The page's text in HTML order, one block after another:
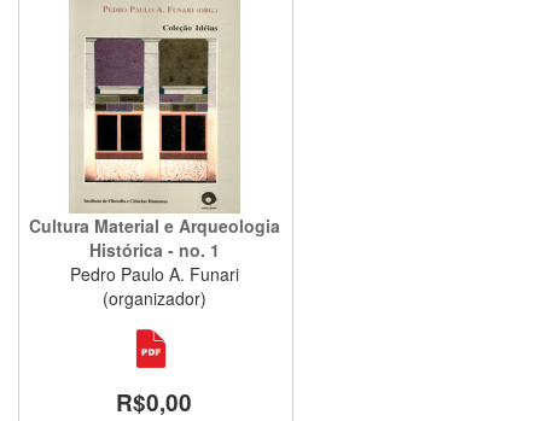
Cultura Material e Arqueologia
Histórica - no. 1
Pedro Paulo A. Funari
(organizador)
R$0,00